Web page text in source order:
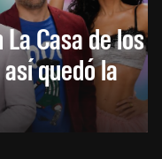
Casa de los
quedó la